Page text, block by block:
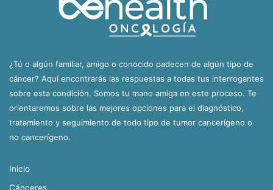
¿Tú o algún familiar, amigo o conocido padecen de algún tipo de
cáncer? Aquí encontrarás las respuestas a todas tus interrogantes
sobre esta condición. Somos tu mano amiga en este proceso. Te
orientaremos sobre las mejores opciones para el diagnóstico,
tratamiento y seguimiento de todo tipo de tumor cancerígeno o
no cancerígeno.
Inicio
Cánceres